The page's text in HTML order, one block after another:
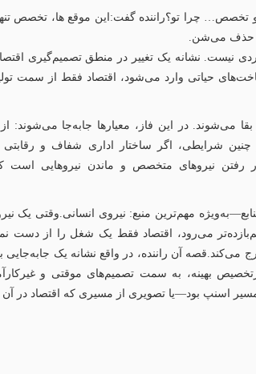
و تخصص… چرا تو؟راننده گفت:این موقع ها، تخصص
حذف می‌شن.
نیست. نشانه یک تغییر در منطق تصمیم‌گیری
حیاتی وارد می‌شود، اقتصاد فقط از سمت
بقا می‌شوند. در این فاز، معیارها جابه‌جا می‌شوند:
شرایطی، اگر ساختار اداری شفاف و رقابتی
رفتن نیروهای متخصص و ماندن نیروهایی است
مهم‌ترین منبع: نیروی انسانی.وقتی یک
می‌رود، اقتصاد فقط یک شغل را از دست
می‌کند.قصه آن راننده، در واقع نشانه یک
بهینه، به سمت تصمیم‌های موقتی و
اسنپ بود—یا تصویری از مسیری که اقتصاد در آن